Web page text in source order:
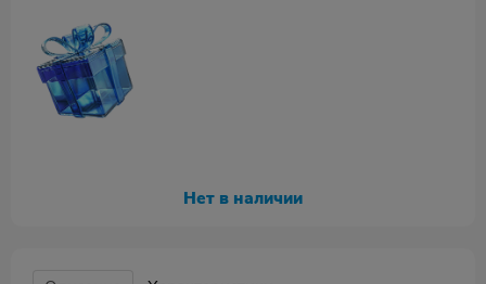
Нет в наличии